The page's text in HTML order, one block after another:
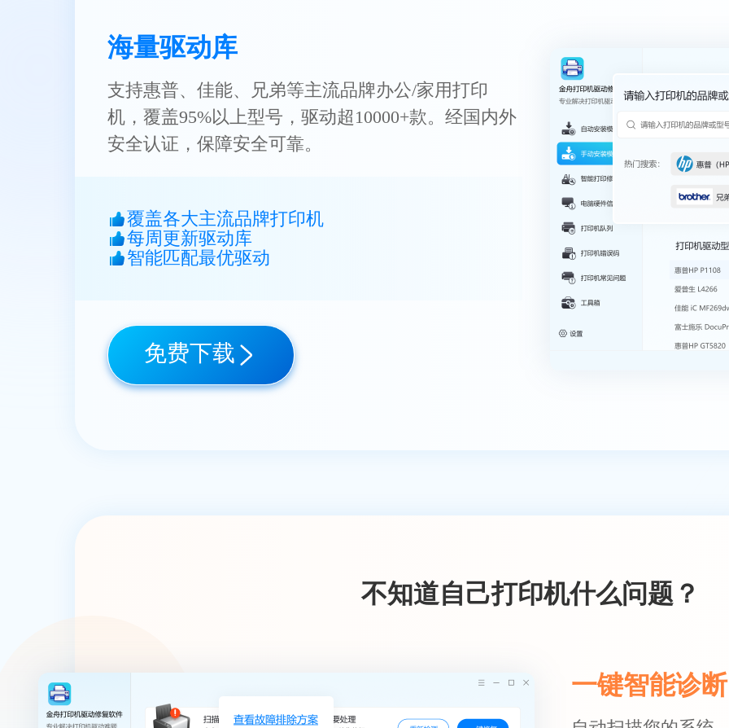
海量驱动库
支持惠普、佳能、兄弟等主流品牌办公/家用打印
机，覆盖95%以上型号，驱动超10000+款。经国内外
安全认证，保障安全可靠。
覆盖各大主流品牌打印机
每周更新驱动库
智能匹配最优驱动
免费下载
不知道自己打印机什么问题？
一键智能诊断